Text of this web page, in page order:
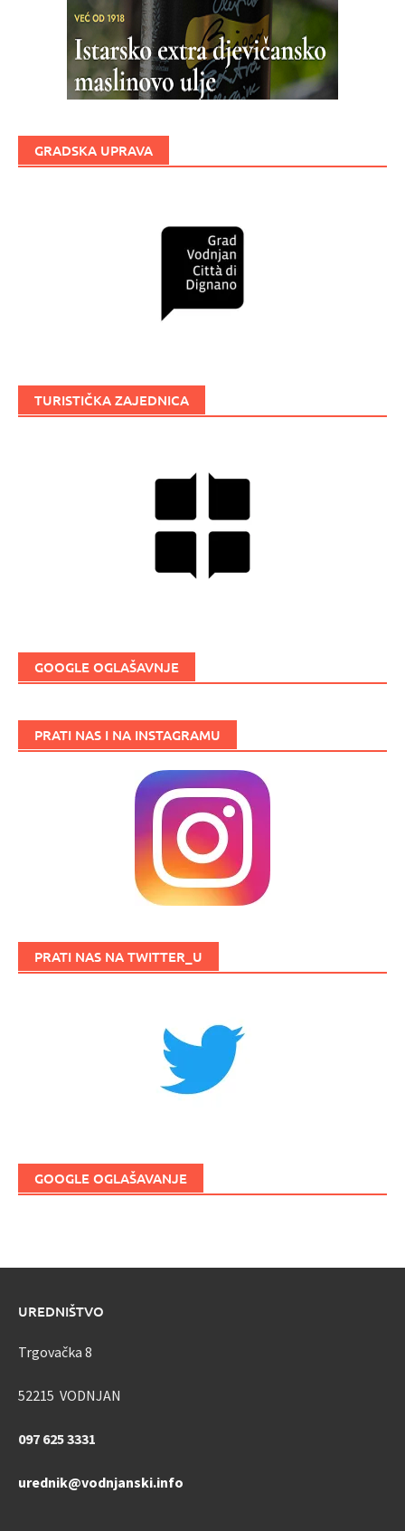
GRADSKA UPRAVA
TURISTIČKA ZAJEDNICA
GOOGLE OGLAŠAVNJE
PRATI NAS I NA INSTAGRAMU
PRATI NAS NA TWITTER_U
GOOGLE OGLAŠAVANJE
UREDNIŠTVO
Trgovačka 8
52215 VODNJAN
097 625 3331
urednik@vodnjanski.info